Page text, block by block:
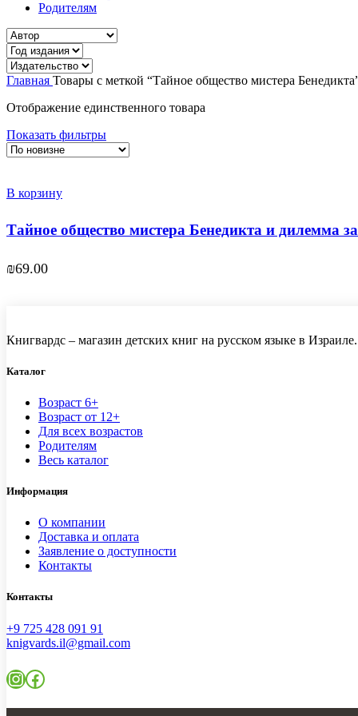
Родителям
Главная Товары с меткой “Тайное общество мистера
Отображение единственного товара
Показать фильтры
В корзину
Тайное общество мистера Бенедикта и дилемма
₪69.00
Книгвардс – магазин детских книг на русском языке в Израиле.
Каталог
Возраст 6+
Возраст от 12+
Для всех возрастов
Родителям
Весь каталог
Информация
О компании
Доставка и оплата
Заявление о доступности
Контакты
Контакты
+9 725 428 091 91
knigvards.il@gmail.com
Instagram
Facebook